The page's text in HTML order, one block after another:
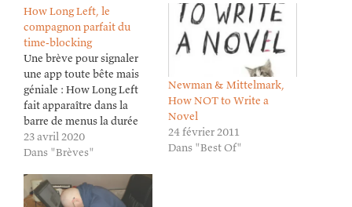
How Long Left, le
compagnon parfait du
time-blocking
Une brève pour signaler
une app toute bête mais
géniale : How Long Left
fait apparaître dans la
barre de menus la durée
restante des événements
planifiés sur son
le time-blocking, c’est un
compagnon
23 avril 2020
Dans "Brèves"
Newman & Mittelmark,
How NOT to Write a
Novel
24 février 2011
Dans "Best Of"